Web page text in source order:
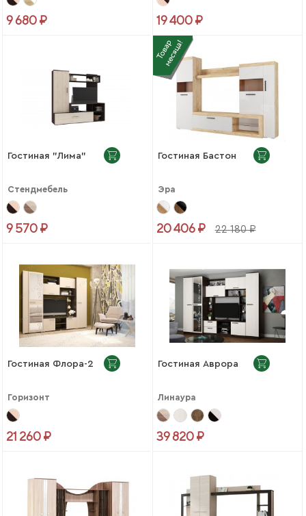
9 680 ₽ 19 400 ₽
Гостиная "Лима"
Стендмебель
9 570 ₽
Гостиная Бастон
Эра
20 406 ₽ 22 180 ₽
Гостиная Флора-2
Горизонт
21 260 ₽
Гостиная Аврора
Линаура
39 820 ₽